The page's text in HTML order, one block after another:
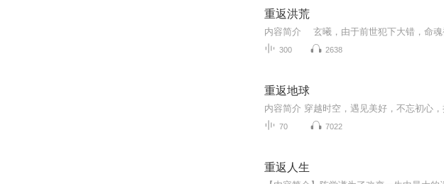
重返洪荒
300 2638
重返地球
70 7022
重返人生